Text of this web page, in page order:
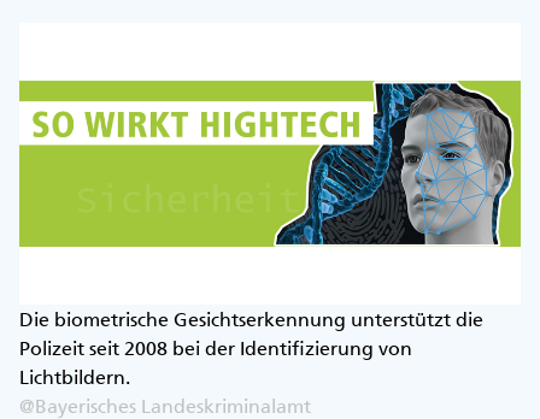
Die biometrische Gesichtserkennung unterstützt die
Polizeit seit 2008 bei der Identifizierung von
Lichtbildern.
@Bayerisches Landeskriminalamt